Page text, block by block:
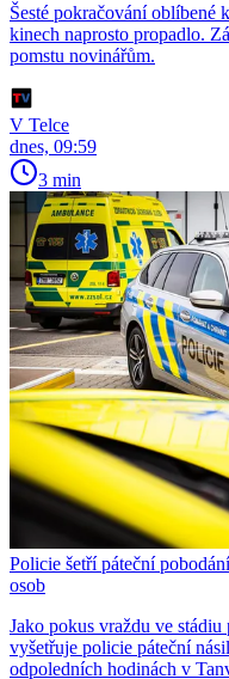
Šesté pokračování oblíbené
kinech naprosto propadlo.
pomstu novinářům.
V Telce
dnes, 09:59
3 min
Policie šetří páteční
osob
Jako pokus vraždu ve stádiu
vyšetřuje policie páteční
odpoledních hodinách v